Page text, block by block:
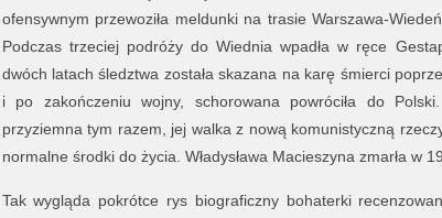
ofensywnym przewoziła meldunki na trasie Warszawa-
Podczas trzeciej podróży do Wiednia wpadła w ręce
dwóch latach śledztwa została skazana na karę śmierci
i po zakończeniu wojny, schorowana powróciła do
przyziemna tym razem, jej walka z nową komunistyczną
normalne środki do życia. Władysława Macieszyna zmarła w
Tak wygląda pokrótce rys biograficzny bohaterki